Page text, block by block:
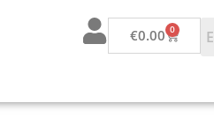
€0.00 0